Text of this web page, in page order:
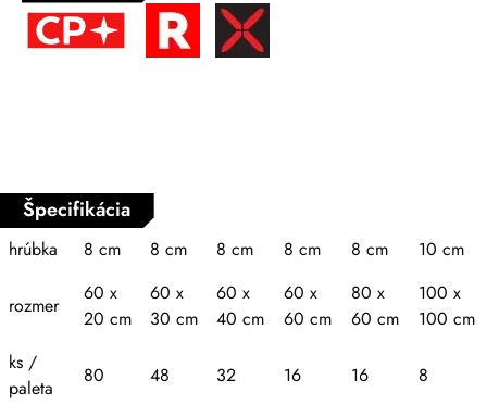
Špecifikácia
hrúbka 8 cm 8 cm 8 cm 8 cm 8 cm 10 cm
rozmer
60 x
20 cm
60 x
30 cm
60 x
40 cm
60 x
60 cm
80 x
60 cm
100 x
100 cm
ks /
paleta
80 48 32 16 16 8